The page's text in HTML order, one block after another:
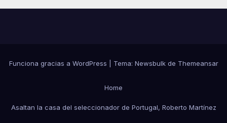
Funciona gracias a WordPress Tema: Newsbulkde Themeansar
Home
Asaltan la casa del seleccionador de Portugal, Roberto Martínez